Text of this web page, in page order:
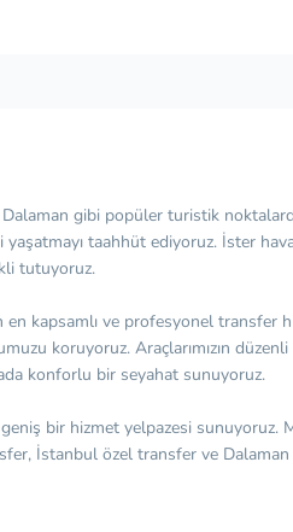
gibi popüler turistik
taahhüt ediyoruz. İster
tutuyoruz.
en kapsamlı ve profesyonel transfer
koruyoruz. Araçlarımızın düzenli
konforlu bir seyahat sunuyoruz.
bir hizmet yelpazesi sunuyoruz.
İstanbul özel transfer ve Dalaman